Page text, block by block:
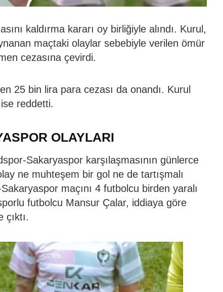
kaldırma kararı oy birliğiyle alındı. Kurul,
maçtaki olaylar sebebiyle verilen ömür
cezasına çevirdi.
25 bin lira para cezası da onandı. Kurul
reddetti.
OLAYLARI
Sakaryaspor karşılaşmasının günlerce
ne muhteşem bir gol ne de tartışmalı
maçını 4 futbolcu birden yaralı
futbolcu Mansur Çalar, iddiaya göre